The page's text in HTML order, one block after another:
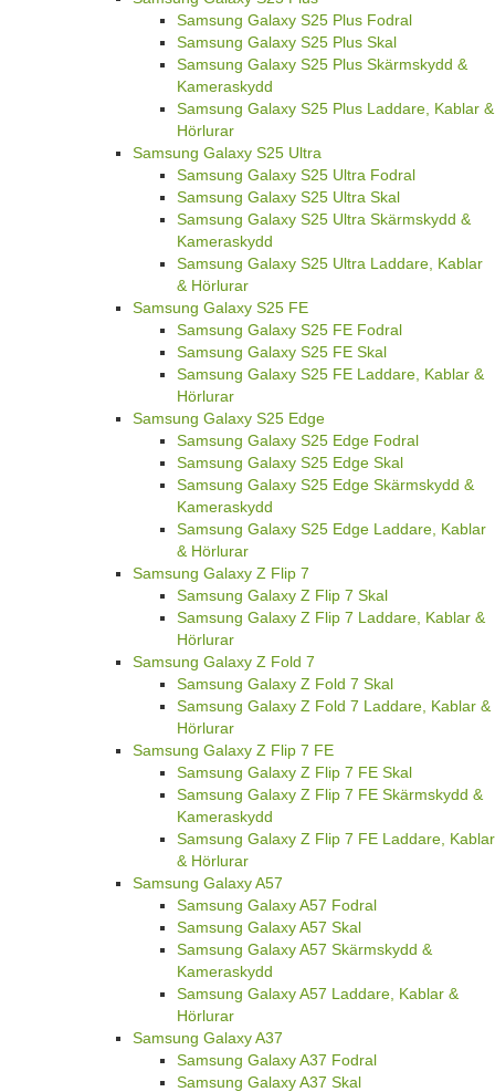
Samsung Galaxy S25 Plus Fodral
Samsung Galaxy S25 Plus Skal
Samsung Galaxy S25 Plus Skärmskydd &
Kameraskydd
Samsung Galaxy S25 Plus Laddare, Kablar &
Hörlurar
Samsung Galaxy S25 Ultra
Samsung Galaxy S25 Ultra Fodral
Samsung Galaxy S25 Ultra Skal
Samsung Galaxy S25 Ultra Skärmskydd &
Kameraskydd
Samsung Galaxy S25 Ultra Laddare, Kablar
& Hörlurar
Samsung Galaxy S25 FE
Samsung Galaxy S25 FE Fodral
Samsung Galaxy S25 FE Skal
Samsung Galaxy S25 FE Laddare, Kablar &
Hörlurar
Samsung Galaxy S25 Edge
Samsung Galaxy S25 Edge Fodral
Samsung Galaxy S25 Edge Skal
Samsung Galaxy S25 Edge Skärmskydd &
Kameraskydd
Samsung Galaxy S25 Edge Laddare, Kablar
& Hörlurar
Samsung Galaxy Z Flip 7
Samsung Galaxy Z Flip 7 Skal
Samsung Galaxy Z Flip 7 Laddare, Kablar &
Hörlurar
Samsung Galaxy Z Fold 7
Samsung Galaxy Z Fold 7 Skal
Samsung Galaxy Z Fold 7 Laddare, Kablar &
Hörlurar
Samsung Galaxy Z Flip 7 FE
Samsung Galaxy Z Flip 7 FE Skal
Samsung Galaxy Z Flip 7 FE Skärmskydd &
Kameraskydd
Samsung Galaxy Z Flip 7 FE Laddare, Kablar
& Hörlurar
Samsung Galaxy A57
Samsung Galaxy A57 Fodral
Samsung Galaxy A57 Skal
Samsung Galaxy A57 Skärmskydd &
Kameraskydd
Samsung Galaxy A57 Laddare, Kablar &
Hörlurar
Samsung Galaxy A37
Samsung Galaxy A37 Fodral
Samsung Galaxy A37 Skal